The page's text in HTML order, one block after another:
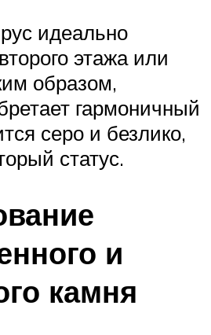
идеально
этажа или
образом,
гармоничный
серо и безлико,
статус.
и
камня